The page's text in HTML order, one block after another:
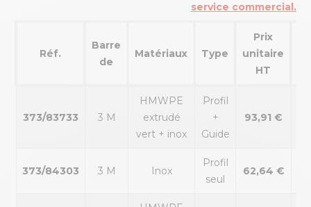
service commercial.
Réf.
Barre
de
Matériaux Type
Prix
unitaire
HT
373/83733 3 M
HMWPE
extrudé
vert + inox
Profil
+
Guide
93,91 €
373/84303 3 M Inox
Profil
seul
62,64 €